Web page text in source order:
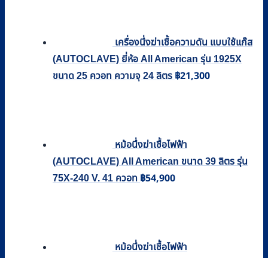
เครื่องนึ่งฆ่าเชื้อความดัน แบบใช้แก๊ส
(AUTOCLAVE) ยี่ห้อ All American รุ่น 1925X
ขนาด 25 ควอท ความจุ 24 ลิตร ฿21,300
หม้อนึ่งฆ่าเชื้อไฟฟ้า
(AUTOCLAVE) All American ขนาด 39 ลิตร รุ่น
75X-240 V. 41 ควอท ฿54,900
หม้อนึ่งฆ่าเชื้อไฟฟ้า